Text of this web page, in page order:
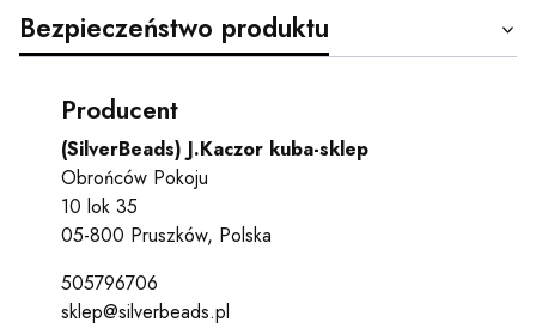
Bezpieczeństwo produktu
Producent
(SilverBeads) J.Kaczor kuba-sklep
Obrońców Pokoju
10 lok 35
05-800 Pruszków, Polska
505796706
sklep@silverbeads.pl